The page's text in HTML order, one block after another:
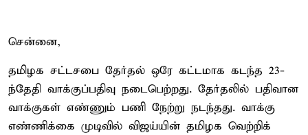
சென்னை,
தமிழக சட்டசபை தேர்தல் ஒரே கட்டமாக கடந்த 23-
ந்தேதி வாக்குப்பதிவு நடைபெற்றது. தேர்தலில் பதிவான
வாக்குகள் எண்ணும் பணி நேற்று நடந்தது. வாக்கு
எண்ணிக்கை முடிவில் விஜய்யின் தமிழக வெற்றிக்